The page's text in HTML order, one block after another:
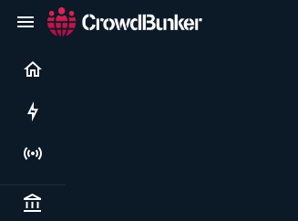
Live
Politics & institutions